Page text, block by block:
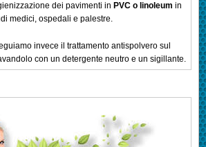
dei pavimenti in PVC o linoleum in
medici, ospedali e palestre.
invece il trattamento antispolvero sul
con un detergente neutro e un sigillante.